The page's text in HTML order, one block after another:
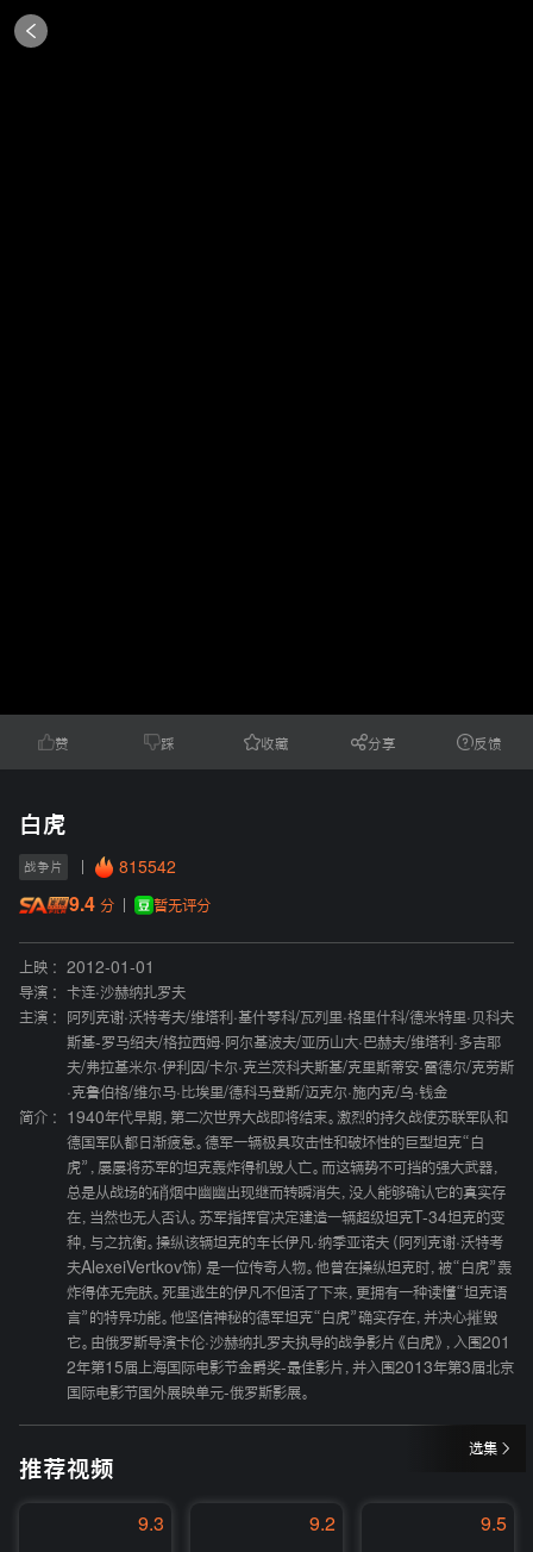
赞 踩 收藏 分享 反馈
白虎
战争片 815542
9.4 分 暂无评分
上映 :
2012-01-01
导演 :
卡连·沙赫纳扎罗夫
主演 :
阿列克谢·沃特考夫/维塔利·基什琴科/瓦列里·格里什科/德米特里·贝科夫
斯基-罗马绍夫/格拉西姆·阿尔基波夫/亚历山大·巴赫夫/维塔利·多吉耶
夫/弗拉基米尔·伊利因/卡尔·克兰茨科夫斯基/克里斯蒂安·雷德尔/克劳斯
·克鲁伯格/维尔马·比埃里/德科马登斯/迈克尔·施内克/乌·钱金
简介 :
1940年代早期，第二次世界大战即将结束。激烈的持久战使苏联军队和
德国军队都日渐疲惫。德军一辆极具攻击性和破坏性的巨型坦克“白
虎”，屡屡将苏军的坦克轰炸得机毁人亡。而这辆势不可挡的强大武器，
总是从战场的硝烟中幽幽出现继而转瞬消失，没人能够确认它的真实存
在，当然也无人否认。苏军指挥官决定建造一辆超级坦克T-34坦克的变
种，与之抗衡。操纵该辆坦克的车长伊凡·纳季亚诺夫（阿列克谢·沃特考
夫AlexeiVertkov饰）是一位传奇人物。他曾在操纵坦克时，被“白虎”轰
炸得体无完肤。死里逃生的伊凡不但活了下来，更拥有一种读懂“坦克语
言”的特异功能。他坚信神秘的德军坦克“白虎”确实存在，并决心摧毁
它。由俄罗斯导演卡伦·沙赫纳扎罗夫执导的战争影片《白虎》，入围201
2年第15届上海国际电影节金爵奖-最佳影片，并入围2013年第3届北京
国际电影节国外展映单元-俄罗斯影展。
选集
推荐视频
9.3 9.2 9.5